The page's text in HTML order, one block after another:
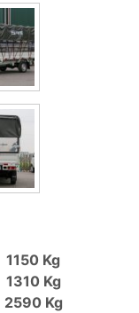
1150 Kg
1310 Kg
2590 Kg